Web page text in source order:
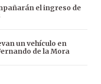
el ingreso de
un vehículo en
de la Mora